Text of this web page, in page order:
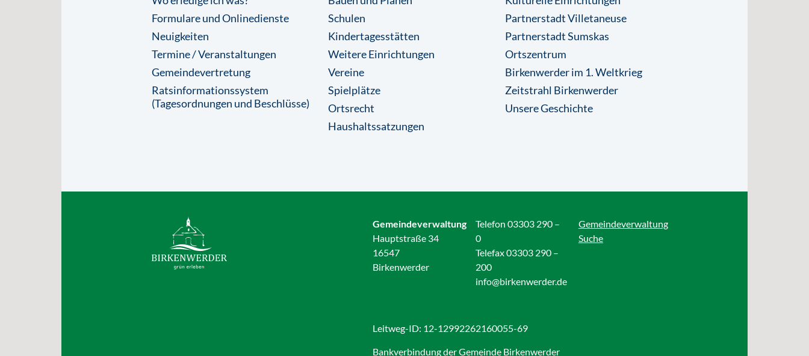
Formulare und Onlinedienste
Neuigkeiten
Termine / Veranstaltungen
Gemeindevertretung
Ratsinformationssystem
(Tagesordnungen und Beschlüsse)
Schulen
Kindertagesstätten
Weitere Einrichtungen
Vereine
Spielplätze
Ortsrecht
Haushaltssatzungen
Partnerstadt Villetaneuse
Partnerstadt Sumskas
Ortszentrum
Birkenwerder im 1. Weltkrieg
Zeitstrahl Birkenwerder
Unsere Geschichte
Gemeindeverwaltung
Hauptstraße 34
16547
Birkenwerder
Telefon 03303 290 –
0
Telefax 03303 290 –
200
info@birkenwerder.de
Gemeindeverwaltung
Suche
Leitweg-ID: 12-12992262160055-69
Bankverbindung der Gemeinde Birkenwerder